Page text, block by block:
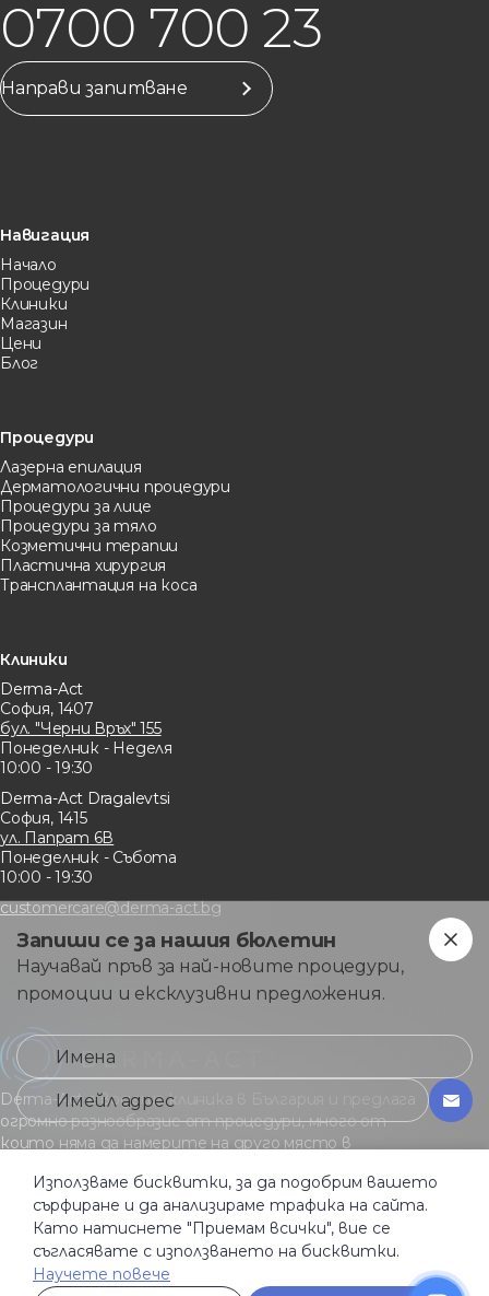
0700 700 23
Направи запитване
Навигация
Начало
Процедури
Клиники
Магазин
Цени
Блог
Процедури
Лазерна eпилация
Дерматологични процедури
Процедури за лице
Процедури за тяло
Козметични терапии
Пластична хирургия
Трансплантация на коса
Клиники
Derma-Act
София, 1407
бул. "Черни Връх" 155
Понеделник - Неделя
10:00 - 19:30
Derma-Act Dragalevtsi
София, 1415
ул. Папрат 6В
Понеделник - Събота
10:00 - 19:30
customercare@derma-act.bg
Derma-Act е водеща клиника в България и предлага
огромно разнообразие от процедури, много от
които няма да намерите на друго място в
Общи услoвия
Политика за поверителност
Бисквитки
Запиши се за нашия бюлетин
Научавай пръв за най-новите процедури,
промоции и ексклузивни предложения.
Използваме бисквитки, за да подобрим вашето
сърфиране и да анализираме трафика на сайта.
Като натиснете "Приемам всички", вие се
съгласявате с използването на бисквитки.
Научете повече